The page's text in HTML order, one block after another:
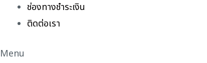
ช่องทางชำระเงิน
ติดต่อเรา
Menu